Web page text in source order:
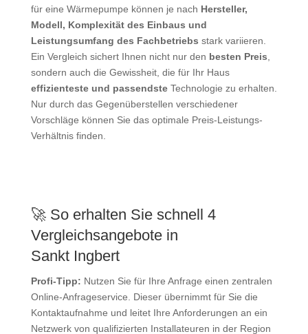
für eine Wärmepumpe können je nach Hersteller,
Modell, Komplexität des Einbaus und
Leistungsumfang des Fachbetriebs stark variieren.
Ein Vergleich sichert Ihnen nicht nur den besten Preis,
sondern auch die Gewissheit, die für Ihr Haus
effizienteste und passendsteTechnologie zu erhalten.
Nur durch das Gegenüberstellen verschiedener
Vorschläge können Sie das optimale Preis-Leistungs-
Verhältnis finden.
🚀 So erhalten Sie schnell 4
Vergleichsangebote in
Sankt Ingbert
Profi-Tipp: Nutzen Sie für Ihre Anfrage einen zentralen
Online-Anfrageservice. Dieser übernimmt für Sie die
Kontaktaufnahme und leitet Ihre Anforderungen an ein
Netzwerk von qualifizierten Installateuren in der Region